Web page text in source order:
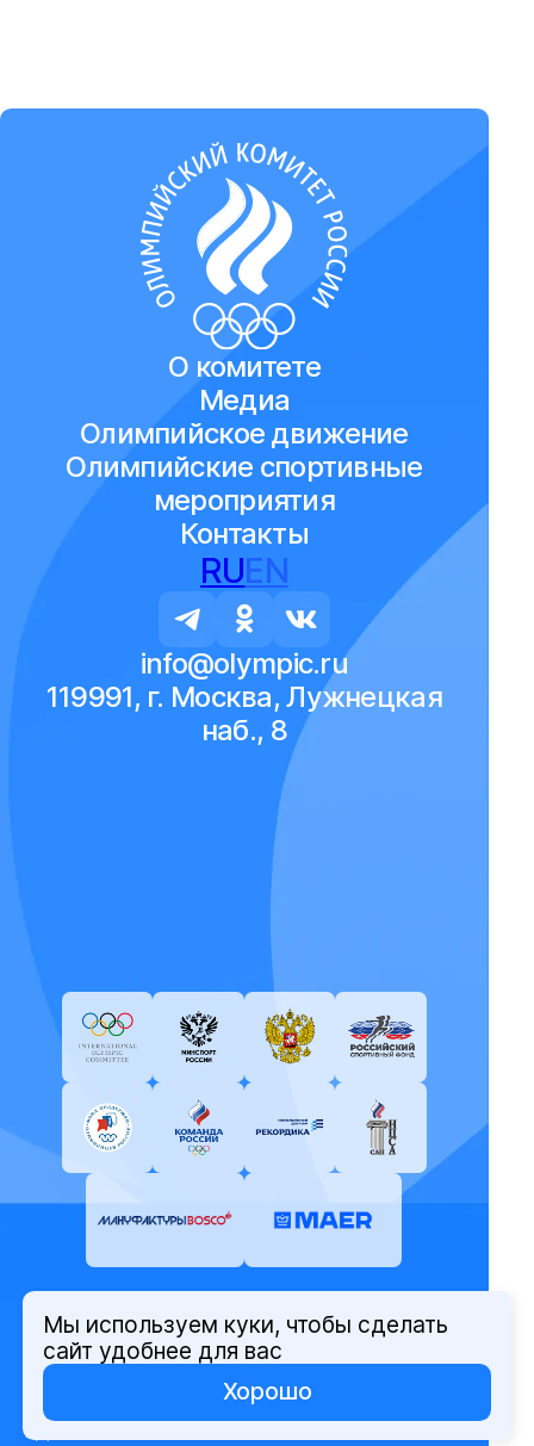
О комитете
Медиа
Олимпийское движение
Олимпийские спортивные
мероприятия
Контакты
RUEN
info@olympic.ru
119991, г. Москва, Лужнецкая
наб., 8
© Олимпийский комитет России,
2026
Политика защиты персональных
данных
Мы используем куки, чтобы сделать
сайт удобнее для вас
Хорошо